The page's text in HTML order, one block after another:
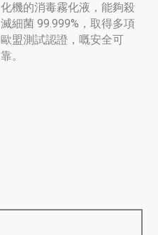
化機的消毒霧化液，能夠殺
滅細菌 99.999%，取得多項
歐盟測試認證，嘅安全可
靠。